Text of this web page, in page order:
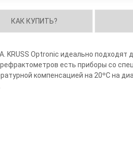
КАК КУПИТЬ?
KRUSS Optronic идеально подходят
есть приборы со
компенсацией на 20ºС на